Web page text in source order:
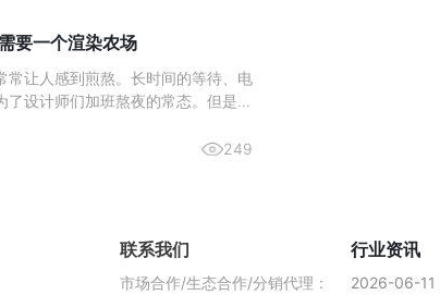
要一个渲染农场
常让人感到煎熬。长时间的等待、电
设计师们加班熬夜的常态。但是，
渲染慢的问题，而且价格还非常划
249
联系我们
市场合作/生态合作/分销代理：
行业资讯
2026-06-11